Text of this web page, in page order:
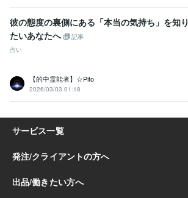
彼の態度の裏側にある「本当の気持ち」を知り
たいあなたへ
記事
占い
【的中霊能者】☆Pito
2026/03/03 01:18